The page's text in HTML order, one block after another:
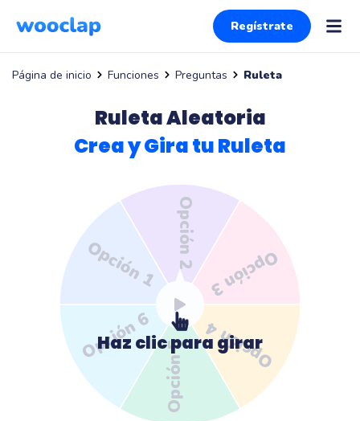
Regístrate
Página de inicio Funciones Preguntas Ruleta
Ruleta Aleatoria
Crea y Gira tu Ruleta
Haz clic para girar
Opción 3
Opción 4
Opción 5
Opción 6
Opción 1 Opción 2